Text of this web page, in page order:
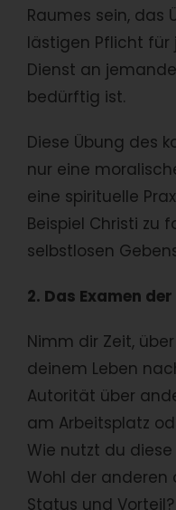
Raumes sein, das
lästigen Pflicht
Dienst an
bedürftig ist.
Diese Übung des
nur eine
eine spirituelle
Beispiel Christi zu
selbstlosen
2. Das Examen
Nimm dir Zeit,
deinem Leben
Autorität über
am Arbeitsplatz
Wie nutzt du
Wohl der anderen
Status und Vorteil?